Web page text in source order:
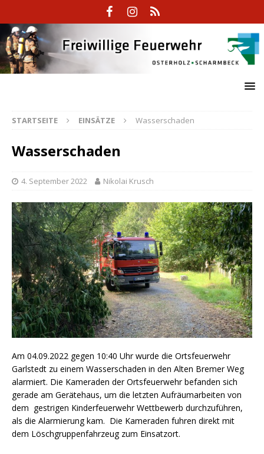
STARTSEITE EINSÄTZE Wasserschaden
Wasserschaden
4. September 2022 Nikolai Krusch
Am 04.09.2022 gegen 10:40 Uhr wurde die Ortsfeuerwehr
Garlstedt zu einem Wasserschaden in den Alten Bremer Weg
alarmiert. Die Kameraden der Ortsfeuerwehr befanden sich
gerade am Gerätehaus, um die letzten Aufräumarbeiten von
dem gestrigen Kinderfeuerwehr Wettbewerb durchzuführen,
als die Alarmierung kam. Die Kameraden fuhren direkt mit
dem Löschgruppenfahrzeug zum Einsatzort.